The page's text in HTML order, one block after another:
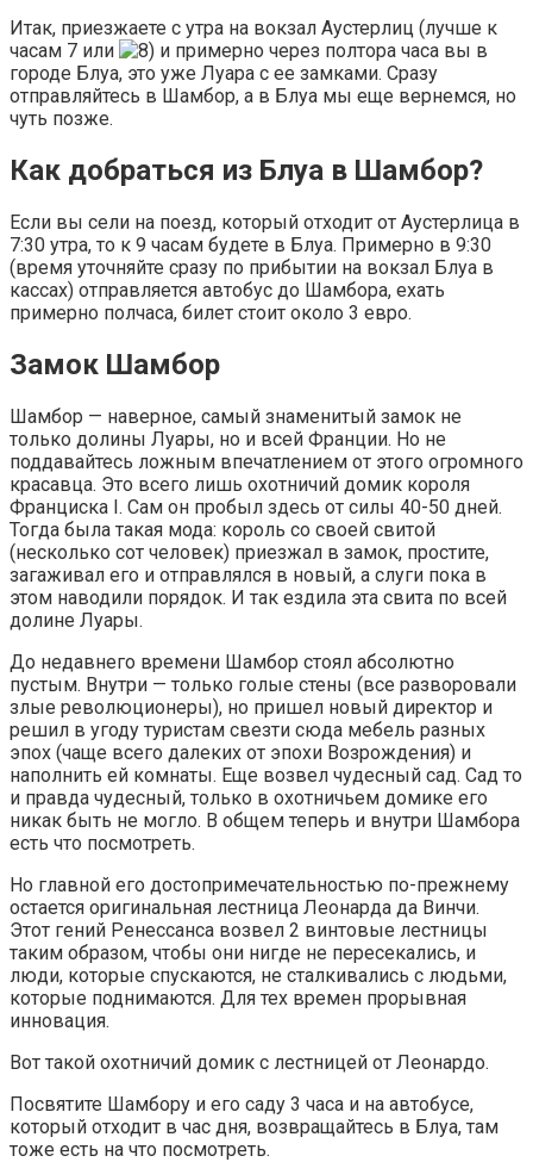
Итак, приезжаете с утра на вокзал Аустерлиц (лучше к
часам 7 или
и примерно через полтора часа вы в
городе Блуа, это уже Луара с ее замками. Сразу
отправляйтесь в Шамбор, а в Блуа мы еще вернемся, но
чуть позже.
Как добраться из Блуа в Шамбор?
Если вы сели на поезд, который отходит от Аустерлица в
7:30 утра, то к 9 часам будете в Блуа. Примерно в 9:30
(время уточняйте сразу по прибытии на вокзал Блуа в
кассах) отправляется автобус до Шамбора, ехать
примерно полчаса, билет стоит около 3 евро.
Замок Шамбор
Шамбор — наверное, самый знаменитый замок не
только долины Луары, но и всей Франции. Но не
поддавайтесь ложным впечатлением от этого огромного
красавца. Это всего лишь охотничий домик короля
Франциска I. Сам он пробыл здесь от силы 40-50 дней.
Тогда была такая мода: король со своей свитой
(несколько сот человек) приезжал в замок, простите,
загаживал его и отправлялся в новый, а слуги пока в
этом наводили порядок. И так ездила эта свита по всей
долине Луары.
До недавнего времени Шамбор стоял абсолютно
пустым. Внутри — только голые стены (все разворовали
злые революционеры), но пришел новый директор и
решил в угоду туристам свезти сюда мебель разных
эпох (чаще всего далеких от эпохи Возрождения) и
наполнить ей комнаты. Еще возвел чудесный сад. Сад то
и правда чудесный, только в охотничьем домике его
никак быть не могло. В общем теперь и внутри Шамбора
есть что посмотреть.
Но главной его достопримечательностью по-прежнему
остается оригинальная лестница Леонарда да Винчи.
Этот гений Ренессанса возвел 2 винтовые лестницы
таким образом, чтобы они нигде не пересекались, и
люди, которые спускаются, не сталкивались с людьми,
которые поднимаются. Для тех времен прорывная
инновация.
Вот такой охотничий домик с лестницей от Леонардо.
Посвятите Шамбору и его саду 3 часа и на автобусе,
который отходит в час дня, возвращайтесь в Блуа, там
тоже есть на что посмотреть.